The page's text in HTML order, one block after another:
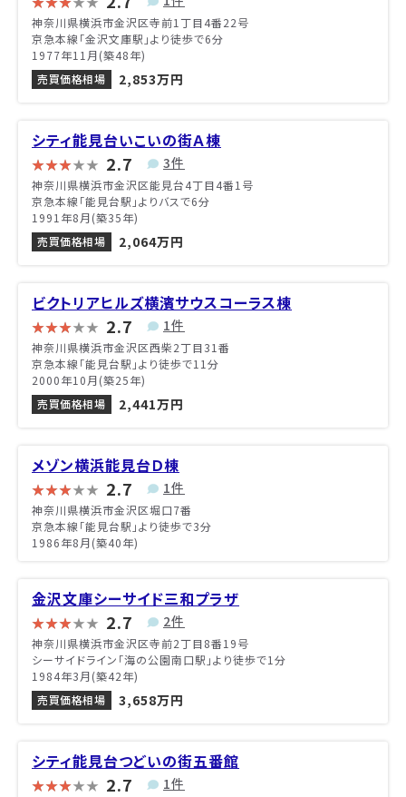
神奈川県横浜市金沢区寺前1丁目4番22号
京急本線「金沢文庫駅」より徒歩で6分
1977年11月(築48年)
売買価格相場
2,853万円
シティ能見台いこいの街Ａ棟
2.7 3件
神奈川県横浜市金沢区能見台4丁目4番1号
京急本線「能見台駅」よりバスで6分
1991年8月(築35年)
売買価格相場
2,064万円
ビクトリアヒルズ横濱サウスコーラス棟
2.7 1件
神奈川県横浜市金沢区西柴2丁目31番
京急本線「能見台駅」より徒歩で11分
2000年10月(築25年)
売買価格相場
2,441万円
メゾン横浜能見台Ｄ棟
2.7 1件
神奈川県横浜市金沢区堀口7番
京急本線「能見台駅」より徒歩で3分
1986年8月(築40年)
金沢文庫シーサイド三和プラザ
2.7 2件
神奈川県横浜市金沢区寺前2丁目8番19号
シーサイドライン「海の公園南口駅」より徒歩で1分
1984年3月(築42年)
売買価格相場
3,658万円
シティ能見台つどいの街五番館
2.7 1件